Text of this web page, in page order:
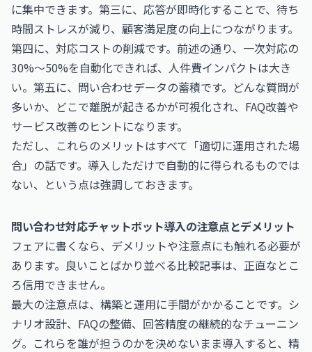
に集中できます。第三に、応答が即時化することで、待ち
時間ストレスが減り、顧客満足度の向上につながります。
第四に、対応コストの削減です。前述の通り、一次対応の
30%〜50%を自動化できれば、人件費インパクトは大き
い。第五に、問い合わせデータの蓄積です。どんな質問が
多いか、どこで離脱が起きるかが可視化され、FAQ改善や
サービス改善のヒントになります。
ただし、これらのメリットはすべて「適切に運用された場
合」の話です。導入しただけで自動的に得られるものでは
ない、という点は強調しておきます。
問い合わせ対応チャットボット導入の注意点とデメリット
フェアに書くなら、デメリットや注意点にも触れる必要が
あります。良いことばかり並べる比較記事は、正直なとこ
ろ信用できません。
最大の注意点は、構築と運用に手間がかかることです。シ
ナリオ設計、FAQの整備、回答精度の継続的なチューニン
グ。これらを誰が担うのかを決めないまま導入すると、精